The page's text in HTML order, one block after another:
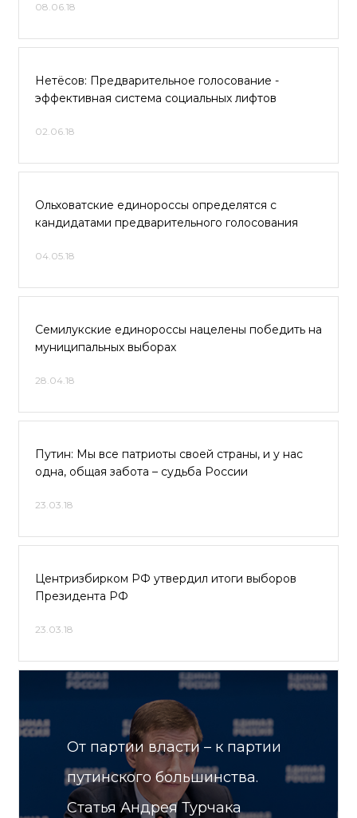
08.06.18
Нетёсов: Предварительное голосование -
эффективная система социальных лифтов
02.06.18
Ольховатские единороссы определятся с
кандидатами предварительного голосования
04.05.18
Семилукские единороссы нацелены победить на
муниципальных выборах
28.04.18
Путин: Мы все патриоты своей страны, и у нас
одна, общая забота – судьба России
23.03.18
Центризбирком РФ утвердил итоги выборов
Президента РФ
23.03.18
От партии власти – к партии
путинского большинства.
Статья Андрея Турчака